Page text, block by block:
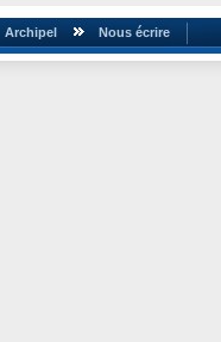
Archipel Nous écrire